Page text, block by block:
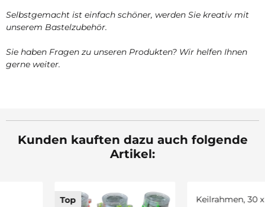
Selbstgemacht ist einfach schöner, werden Sie kreativ mit
unserem Bastelzubehör.
Sie haben Fragen zu unseren Produkten? Wir helfen Ihnen
gerne weiter.
Kunden kauften dazu auch folgende
Artikel: